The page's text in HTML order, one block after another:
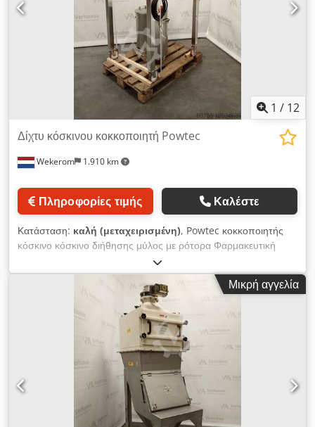
1 / 12
Wekerom 1.910 km
Δίχτυ κόσκινου κοκκοποιητή Powtec
Πληροφορίες τιμής Καλέστε
Κατάσταση: καλή (μεταχειρισμένη), Powtec κοκκοποιητής
κόσκινο κόσκινο διήθησης μύλος με ρότορα Φαρμακευτική
κατασκευή πλήρως γυαλισμένη Χωρητικότητα: 40-240 kg/h
Επιφάνεια κόσκινου: 226 m² Dcjdpowyf Hcjfx Aitsk Ισχύς
κινητήρα: 0,75 kW Δείτε τις άλλες αγγελίες μας VMA Wekerom
Μικρή αγγελία